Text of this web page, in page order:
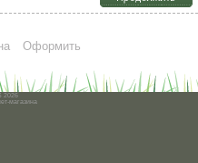
Оформить
2026
магазина